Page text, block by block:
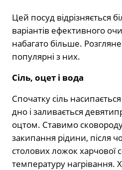
Цей посуд відрізняється
варіантів ефективного
набагато більше.
популярні з них.
Сіль, оцет і вода
Спочатку сіль
дно і заливається
оцтом. Ставимо
закипання рідини, після
столових ложок харчової
температуру нагрівання.